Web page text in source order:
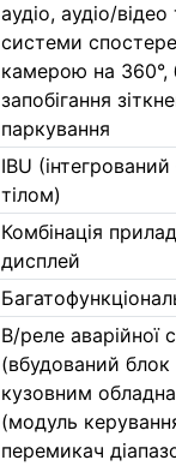
аудіо, аудіо/відео
системи
камерою на 360°,
запобігання
паркування
IBU
тілом)
Комбінація
дисплей
B/реле аварійної
(вбудований блок
кузовним
(модуль
перемикач